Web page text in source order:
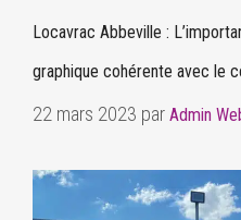
Locavrac Abbeville :
graphique cohérente avec le
22 mars 2023 par Admin